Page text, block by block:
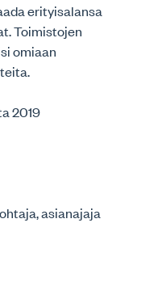
erityisalansa
Toimistojen
omiaan
2019
asianajaja